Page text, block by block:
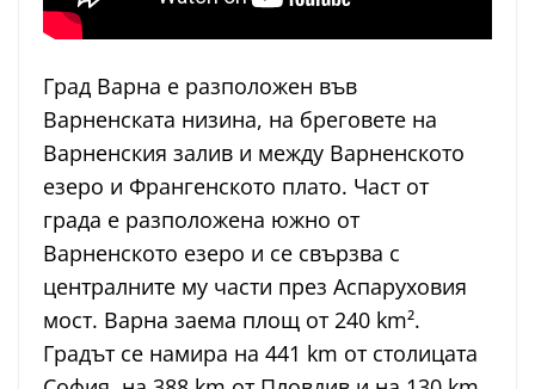
Град Варна е разположен във
Варненската низина, на бреговете на
Варненския залив и между Варненското
езеро и Франгенското плато. Част от
града е разположена южно от
Варненското езеро и се свързва с
централните му части през Аспаруховия
мост. Варна заема площ от 240 km².
Градът се намира на 441 km от столицата